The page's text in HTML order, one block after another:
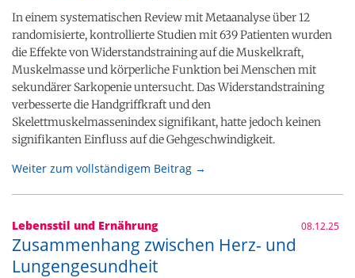
In einem systematischen Review mit Metaanalyse über 12
randomisierte, kontrollierte Studien mit 639 Patienten wurden
die Effekte von Widerstandstraining auf die Muskelkraft,
Muskelmasse und körperliche Funktion bei Menschen mit
sekundärer Sarkopenie untersucht. Das Widerstandstraining
verbesserte die Handgriffkraft und den
Skelettmuskelmassenindex signifikant, hatte jedoch keinen
signifikanten Einfluss auf die Gehgeschwindigkeit.
Weiter zum vollständigem Beitrag →
Lebensstil und Ernährung 08.12.25
Zusammenhang zwischen Herz- und
Lungengesundheit